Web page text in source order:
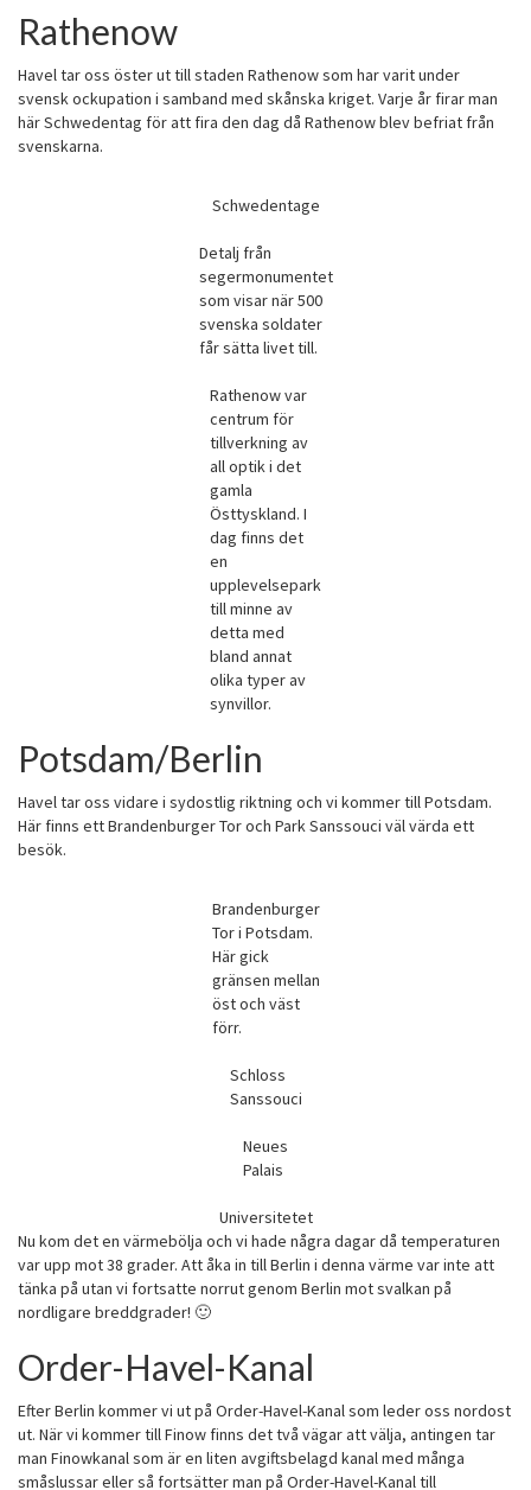
Rathenow
Havel tar oss öster ut till staden Rathenow som har varit under
svensk ockupation i samband med skånska kriget. Varje år firar man
här Schwedentag för att fira den dag då Rathenow blev befriat från
svenskarna.
Schwedentage
Detalj från
segermonumentet
som visar när 500
svenska soldater
får sätta livet till.
Rathenow var
centrum för
tillverkning av
all optik i det
gamla
Östtyskland. I
dag finns det
en
upplevelsepark
till minne av
detta med
bland annat
olika typer av
synvillor.
Potsdam/Berlin
Havel tar oss vidare i sydostlig riktning och vi kommer till Potsdam.
Här finns ett Brandenburger Tor och Park Sanssouci väl värda ett
besök.
Brandenburger
Tor i Potsdam.
Här gick
gränsen mellan
öst och väst
förr.
Schloss
Sanssouci
Neues
Palais
Universitetet
Nu kom det en värmebölja och vi hade några dagar då temperaturen
var upp mot 38 grader. Att åka in till Berlin i denna värme var inte att
tänka på utan vi fortsatte norrut genom Berlin mot svalkan på
nordligare breddgrader! 🙂
Order-Havel-Kanal
Efter Berlin kommer vi ut på Order-Havel-Kanal som leder oss nordost
ut. När vi kommer till Finow finns det två vägar att välja, antingen tar
man Finowkanal som är en liten avgiftsbelagd kanal med många
småslussar eller så fortsätter man på Order-Havel-Kanal till